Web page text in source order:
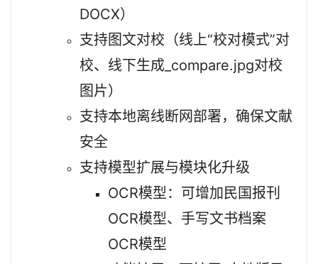
DOCX）
支持图文对校（线上“校对模式”对
校、线下生成_compare.jpg对校
图片）
支持本地离线断网部署，确保文献
安全
支持模型扩展与模块化升级
OCR模型：可增加民国报刊
OCR模型、手写文书档案
OCR模型